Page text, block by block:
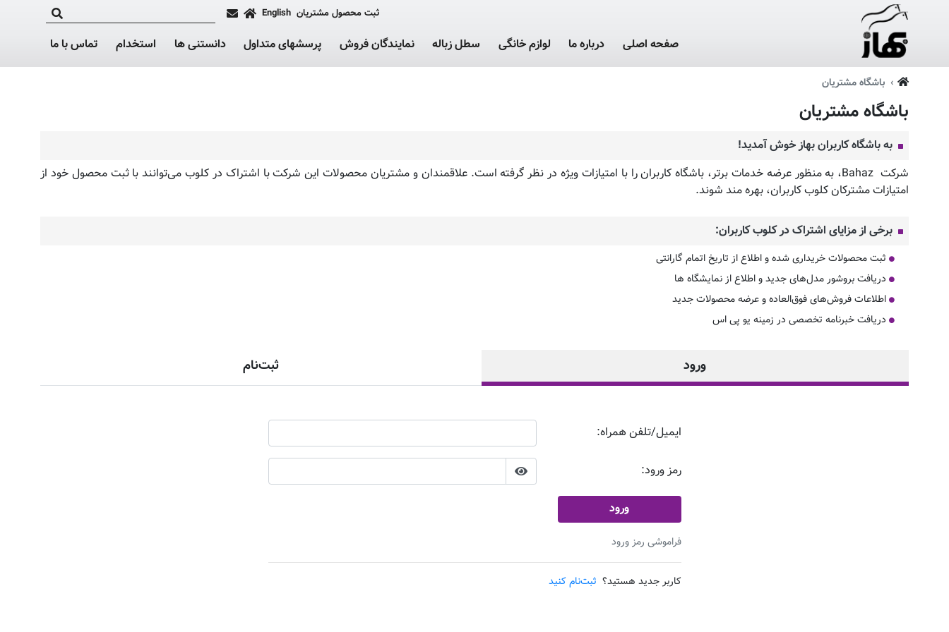
ثبت محصول مشتریان English
صفحه اصلی درباره ما لوازم خانگی سطل زباله نمایندگان فروش پرسشهای متداول دانستنی ها استخدام تماس با ما
باشگاه مشتریان
باشگاه مشتریان
به باشگاه کاربران بهاز خوش آمدید!
شرکت Bahaz، به منظور عرضه خدمات برتر، باشگاه کاربران را با امتیازات ویژه در نظر گرفته است. علاقمندان و مشتریان محصولات این شرکت با اشتراک در کلوب می‌توانند با ثبت محصول خود از
امتیازات مشترکان کلوب کاربران، بهره مند شوند.
برخی از مزایای اشتراک در کلوب کاربران:
ثبت محصولات خریداری شده و اطلاع از تاریخ اتمام گارانتی
دریافت بروشور مدل‌های جدید و اطلاع از نمایشگاه ها‌
اطلاعات فروش‌های فوق‌العاده و عرضه محصولات جدید
دریافت خبرنامه تخصصی در زمینه یو پی اس
ورود ثبت‌نام
ایمیل/تلفن همراه:
رمز ورود:
فراموشی رمز ورود
کاربر جدید هستید؟ ثبت‌نام کنید